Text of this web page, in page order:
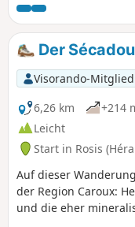
Der
Visorando-Mitglied
6,26 km
+214
Leicht
Start in Rosis
Auf dieser
der Region Caroux:
und die eher